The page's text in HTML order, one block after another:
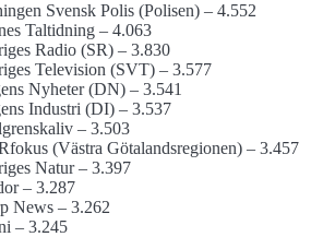
Svensk Polis (Polisen) – 4.552
Taltidning – 4.063
Radio (SR) – 3.830
Television (SVT) – 3.577
Nyheter (DN) – 3.541
Industri (DI) – 3.537
– 3.503
(Västra Götalands­regionen) – 3.457
Natur – 3.397
– 3.287
News – 3.262
– 3.245